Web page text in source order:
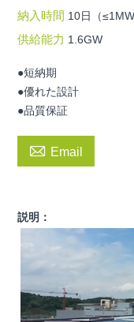
納入時間 10日（≤1MW
供給能力 1.6GW
●短納期
●優れた設計
●品質保証
 Email
説明：